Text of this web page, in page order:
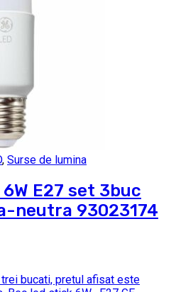
, Surse de lumina
E27 set 3buc
neutra 93023174
bucati, pretul afisat este